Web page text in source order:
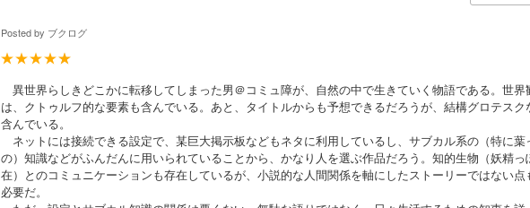
Posted by ブクログ
異世界らしきどこかに転移してしまった男＠コミュ障が、自然の中で生きていく物語である。世界
は、クトゥルフ的な要素も含んでいる。あと、タイトルからも予想できるだろうが、結構グロテスク
含んでいる。
ネットには接続できる設定で、某巨大掲示板などもネタに利用しているし、サブカル系の（特に葉
の）知識などがふんだんに用いられていることから、かなり人を選ぶ作品だろう。知的生物（妖精っ
在）とのコミュニケーションも存在しているが、小説的な人間関係を軸にしたストーリーではない点
必要だ。